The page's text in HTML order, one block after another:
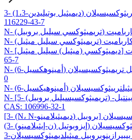
3- (1،3-ديميثيل بوتيليدين) أمينوبروبيل تريثوكسيسيلان CAS:
116229-43-7
N- [ديميثوكسي (ميثيل) سيليل ميثيل] ميثيل كارباميت CAS: 23432-
65-7
N- (6-أمينوهكسيل) أمينوبروبيل تريميثوكسيسيلان CAS: 51895-58-
0
N- [5- (تريميثوكسيسيليل بروبيل) -2-أزا-1-أوكسوبينتيل] كابرولاكتام
CAS: 106996-32-1